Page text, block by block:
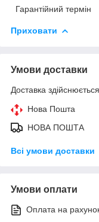
Гарантійний термін
Приховати
Умови доставки
Доставка
Нова Пошта
НОВА ПОШТА
Всі умови доставки
Умови оплати
Оплата на